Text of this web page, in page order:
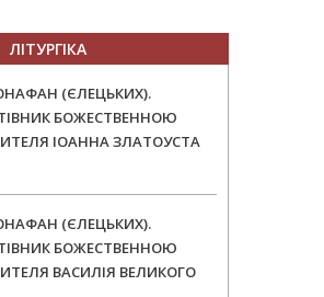
ЛІТУРГІКА
(ЄЛЕЦЬКИХ).
БОЖЕСТВЕННОЮ
ІОАННА ЗЛАТОУСТА
(ЄЛЕЦЬКИХ).
БОЖЕСТВЕННОЮ
ВАСИЛІЯ ВЕЛИКОГО